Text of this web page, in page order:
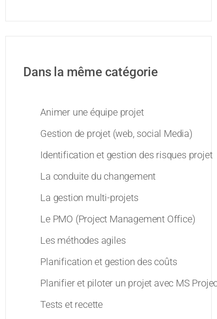
Dans la même catégorie
Animer une équipe projet
Gestion de projet (web, social Media)
Identification et gestion des risques projet
La conduite du changement
La gestion multi-projets
Le PMO (Project Management Office)
Les méthodes agiles
Planification et gestion des coûts
Planifier et piloter un projet avec MS
Tests et recette